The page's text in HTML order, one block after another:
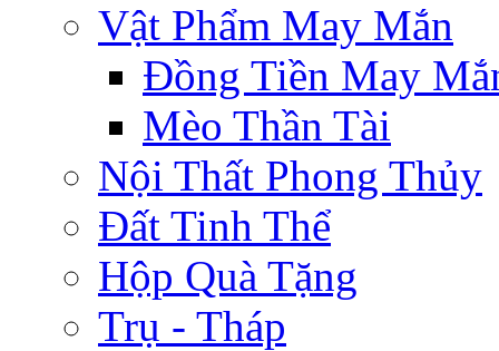
Vật Phẩm May Mắn
Đồng Tiền May
Mèo Thần Tài
Nội Thất Phong Thủy
Đất Tinh Thể
Hộp Quà Tặng
Trụ - Tháp